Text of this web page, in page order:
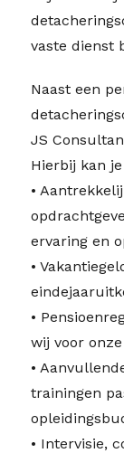
vaste dienst
Naast een
JS
Hierbij kan
•
ervaring en
•
•
wij voor
•
trainingen
• Intervisie,